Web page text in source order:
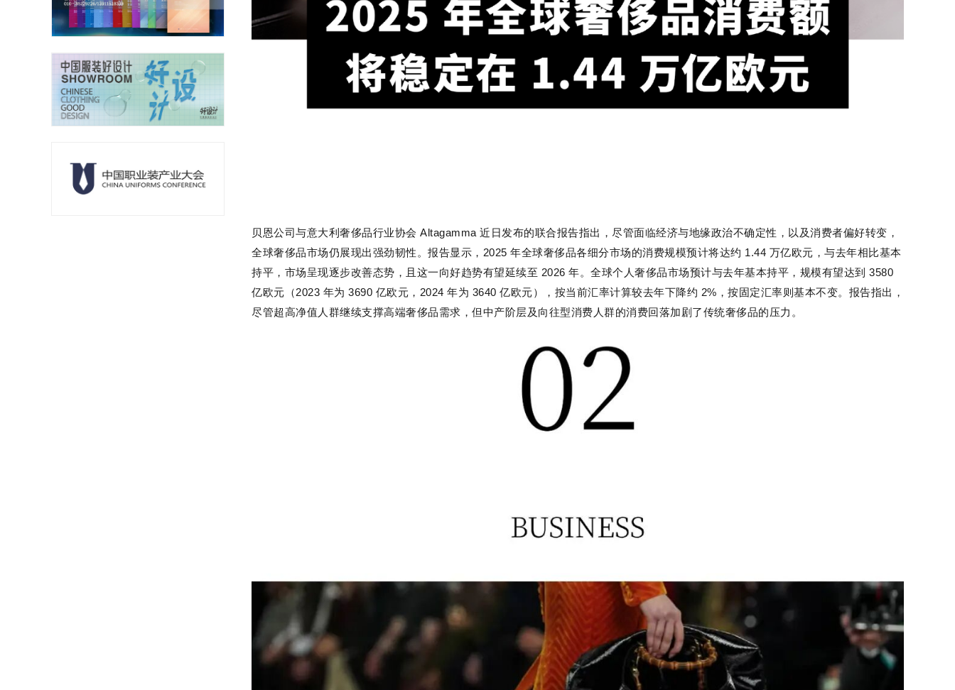
贝恩公司与意大利奢侈品行业协会 Altagamma 近日发布的联合报告指出，尽管面临经济与地缘政治不确定性，以及消费者偏好转变，
全球奢侈品市场仍展现出强劲韧性。 报告显示，2025 年全球奢侈品各细分市场的消费规模预计将达约 1.44 万亿欧元，与去年相比基本
持平，市场呈现逐步改善态势，且这一向好趋势有望延续至 2026 年。全球个人奢侈品市场预计与去年基本持平，规模有望达到 3580
亿欧元（2023 年为 3690 亿欧元，2024 年为 3640 亿欧元），按当前汇率计算较去年下降约 2%，按固定汇率则基本不变。报告指出，
尽管超高净值人群继续支撑高端奢侈品需求，但中产阶层及向往型消费人群的消费回落加剧了传统奢侈品的压力。